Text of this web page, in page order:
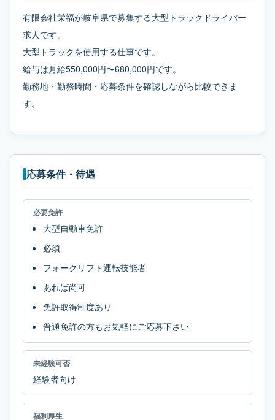
有限会社栄福が岐阜県で募集する大型トラックドライバー
求人です。
大型トラックを使用する仕事です。
給与は月給550,000円〜680,000円です。
勤務地・勤務時間・応募条件を確認しながら比較できま
す。
応募条件・待遇
必要免許
大型自動車免許
必須
フォークリフト運転技能者
あれば尚可
免許取得制度あり
普通免許の方もお気軽にご応募下さい
未経験可否
経験者向け
福利厚生